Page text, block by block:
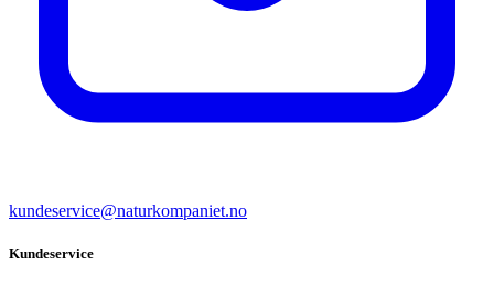
kundeservice@naturkompaniet.no
Kundeservice